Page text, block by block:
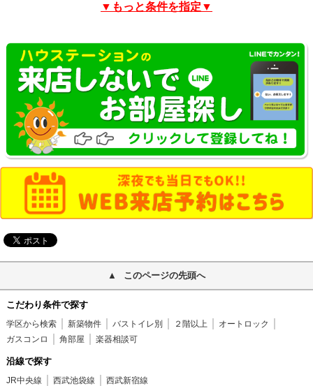
▼もっと条件を指定▼
このページの先頭へ
こだわり条件で探す
学区から検索 新築物件 バストイレ別 ２階以上
オートロック
ガスコンロ
角部屋 楽器相談可
沿線で探す
JR中央線 西武池袋線 西武新宿線